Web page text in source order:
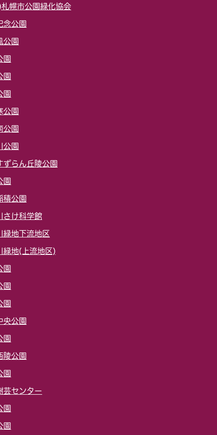
幌市公園緑化協会
念公園
公園
園
園
園
公園
公園
公園
ずらん丘陵公園
園
積公園
さけ科学館
緑地下流地区
緑地(上流地区)
園
園
園
央公園
園
陵公園
園
芸センター
園
園